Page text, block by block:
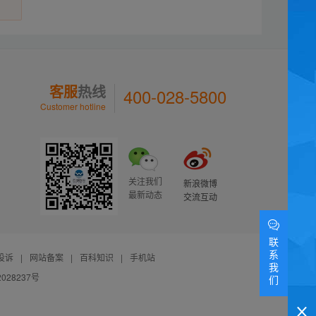
客服热线
Customer hotline 400-028-5800
关注我们
最新动态
新浪微博
交流互动
诉 | 网站备案 | 百科知识 |
手机站
号
联
系
我
们